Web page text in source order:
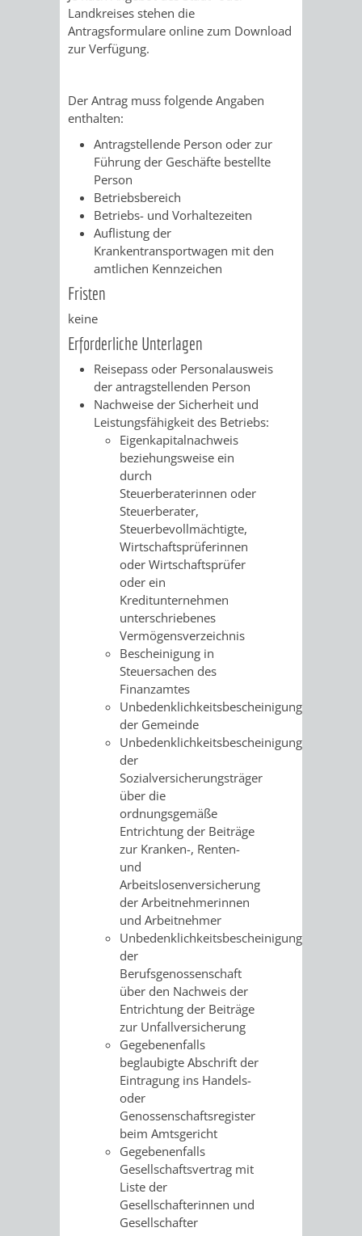
UND
KLIMASCHUTZ
SULZBACH
AMTLICHE
BEKANNTMACHUNGEN
WAHLEN
/
ABSTIMMUNGEN
STEUERN
PERSONALRAT
STADTWEGWEISER
BEHÖRDEN
EINRICHTUNGEN
IN
DER
STADT
FRIEDHÖFE
BESTATTUNGSMÖGLICHKEITEN
HAUPTFRIEDHOF
WEINHEIM
KIRCHEN
KULTUREINRICHTUNGEN
VERKEHR
VERKEHRSINFORMATIONEN
BUSVERKEHR
CARSHARING
PARKEN
Landkreises stehen die
Antragsformulare online zum Download
zur Verfügung.
Der Antrag muss folgende Angaben
enthalten:
Antragstellende Person oder zur
Führung der Geschäfte bestellte
Person
Betriebsbereich
Betriebs- und Vorhaltezeiten
Auflistung der
Krankentransportwagen mit den
amtlichen Kennzeichen
Fristen
keine
Erforderliche Unterlagen
Reisepass oder Personalausweis
der antragstellenden Person
Nachweise der Sicherheit und
Leistungsfähigkeit des Betriebs:
Eigenkapitalnachweis
beziehungsweise ein
durch
Steuerberaterinnen oder
Steuerberater,
Steuerbevollmächtigte,
Wirtschaftsprüferinnen
oder Wirtschaftsprüfer
oder ein
Kreditunternehmen
unterschriebenes
Vermögensverzeichnis
Bescheinigung in
Steuersachen des
Finanzamtes
Unbedenklichkeitsbescheinigung
der Gemeinde
Unbedenklichkeitsbescheinigung
der
Sozialversicherungsträger
über die
ordnungsgemäße
Entrichtung der Beiträge
zur Kranken-, Renten-
und
Arbeitslosenversicherung
der Arbeitnehmerinnen
und Arbeitnehmer
Unbedenklichkeitsbescheinigung
der
Berufsgenossenschaft
über den Nachweis der
Entrichtung der Beiträge
zur Unfallversicherung
Gegebenenfalls
beglaubigte Abschrift der
Eintragung ins Handels-
oder
Genossenschaftsregister
beim Amtsgericht
Gegebenenfalls
Gesellschaftsvertrag mit
Liste der
Gesellschafterinnen und
Gesellschafter